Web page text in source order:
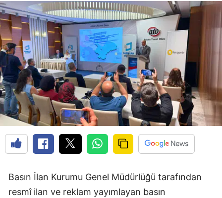
Basın İlan Kurumu Genel Müdürlüğü tarafından
resmî ilan ve reklam yayımlayan basın